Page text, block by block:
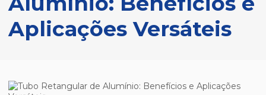
Aplicações Versáteis